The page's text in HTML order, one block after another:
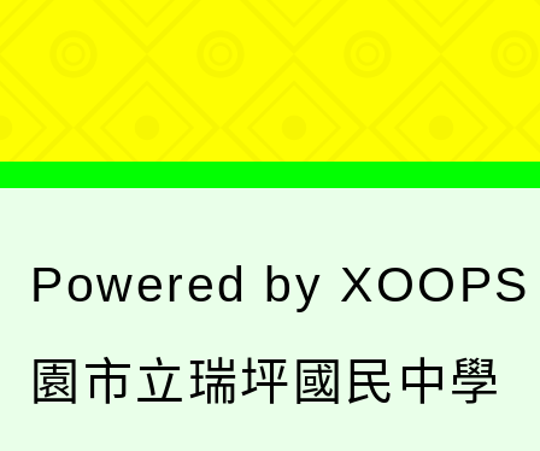
Powered by XOOPS
園市立瑞坪國民中學